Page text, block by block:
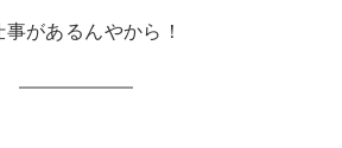
があるんやから！